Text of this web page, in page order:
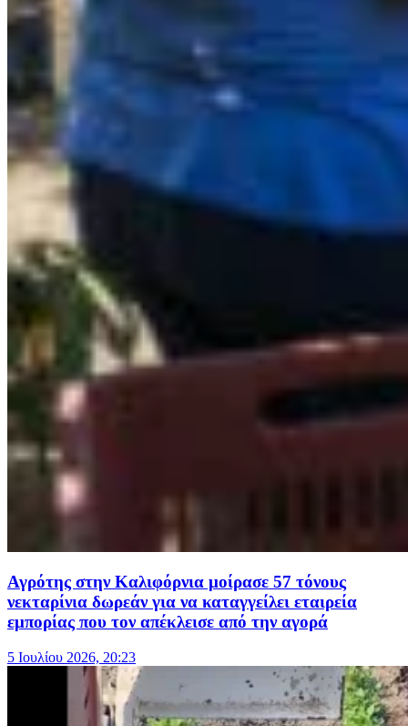
Αγρότης στην Καλιφόρνια μοίρασε 57 τόνους
νεκταρίνια δωρεάν για να καταγγείλει εταιρεία
εμπορίας που τον απέκλεισε από την αγορά
5 Ιουλίου 2026, 20:23